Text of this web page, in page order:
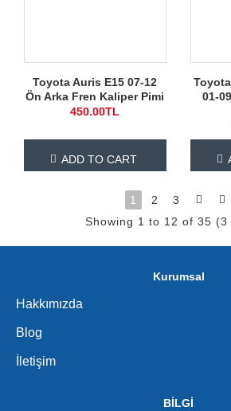
Toyota Auris E15 07-12
Ön Arka Fren Kaliper Pimi
450.00TL
ADD TO CART
01-
1 2
3
Showing 1 to 12 of 35 (3
Kurumsal
Hakkımızda
Blog
İletişim
BİLGİ